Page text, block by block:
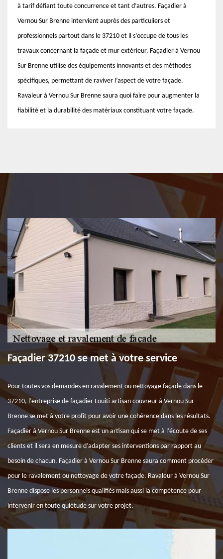
à tarif défiant toute concurrence et tant d’autres. Façadier à
Vernou Sur Brenne intervient auprès des particuliers et
professionnels partout dans le 37210 et il s’occupe de tous les
travaux concernant la façade et mur extérieur. Façadier à Vernou
Sur Brenne utilise des équipements innovants et des méthodes
spécifiques, permettant de raviver l’aspect de votre façade.
Ravaleur à Vernou Sur Brenne saura quoi faire pour augmenter la
fiabilité et la durabilité des matériaux constituant votre façade.
Façadier 37210 se met à votre service
Pour toutes vos demandes en ravalement ou nettoyage façade dans le
37210, l’entreprise de façadier Louiti artisan couvreur à Vernou Sur
Brenne se met à votre profit pour avoir une cohérence dans les résultats.
Façadier à Vernou Sur Brenne est un artisan qui se met à l’écoute de ses
clients et il sera en mesure d’adapter ses interventions par rapport au
besoin de chacun. Façadier à Vernou Sur Brenne saura comment procéder
pour le ravalement ou nettoyage de votre façade. Ravaleur à Vernou Sur
Brenne dispose les personnels qualifiés mais aussi la compétence pour
intervenir en toute quiétude sur votre projet.